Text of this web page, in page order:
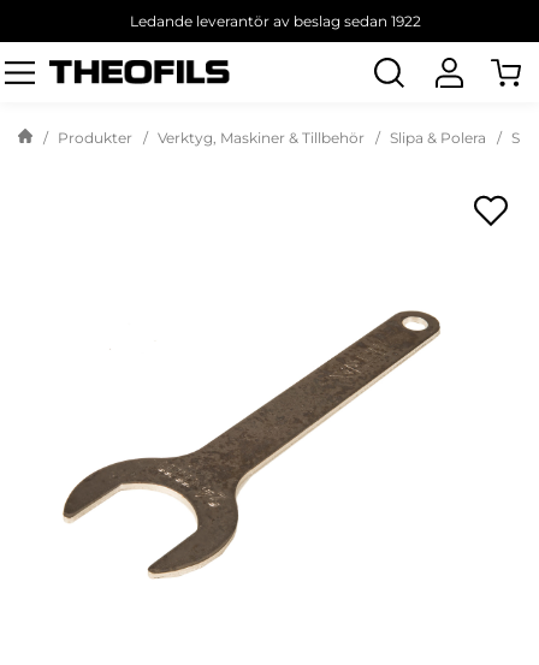
Ledande leverantör av beslag sedan 1922
Sök
produkt
Produkter Verktyg, Maskiner & Tillbehör Slipa & Polera